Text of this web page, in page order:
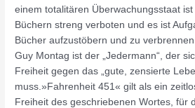
einem totalitären Überwachungsstaat
Büchern streng verboten und es ist
Bücher aufzustöbern und zu
Guy Montag ist der „Jedermann“, der
Freiheit gegen das „gute, zensierte
muss.»Fahrenheit 451« gilt als ein
Freiheit des geschriebenen Wortes, für